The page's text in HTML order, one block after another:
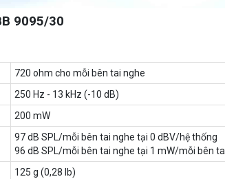
9095/30
720 ohm cho mỗi bên tai nghe
250 Hz - 13 kHz (-10 dB)
200 mW
97 dB SPL/mỗi bên tai nghe tại 0 dBV/hệ thống
96 dB SPL/mỗi bên tai nghe tại 1 mW/mỗi bên
125 g (0,28 lb)